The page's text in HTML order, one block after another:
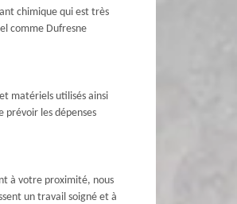
chimique qui est très
comme Dufresne
matériels utilisés ainsi
prévoir les dépenses
à votre proximité, nous
un travail soigné et à